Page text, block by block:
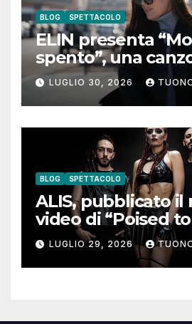
BLOG SPETTACOLO
ELIN presenta
spento”, una
coraggio di
pensieri negativi
LUGLIO 30, 2026
BLOG SPETTACOLO
ALIS, pubblicato il
video di “Poised
LUGLIO 29, 2026